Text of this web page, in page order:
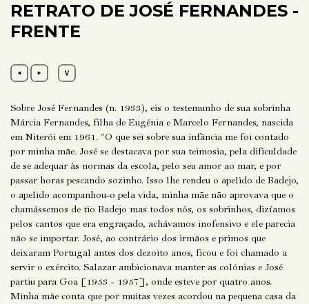
RETRATO DE JOSÉ FERNANDES -
FRENTE
Sobre José Fernandes (n. 1933), eis o testemunho de sua sobrinha
Márcia Fernandes, filha de Eugénia e Marcelo Fernandes, nascida
em Niterói em 1961. “O que sei sobre sua infância me foi contado
por minha mãe. José se destacava por sua teimosia, pela dificuldade
de se adequar às normas da escola, pelo seu amor ao mar, e por
passar horas pescando sozinho. Isso lhe rendeu o apelido de Badejo,
o apelido acompanhou-o pela vida, minha mãe não aprovava que o
chamássemos de tio Badejo mas todos nós, os sobrinhos, dizíamos
pelos cantos que era engraçado, achávamos inofensivo e ele parecia
não se importar. José, ao contrário dos irmãos e primos que
deixaram Portugal antes dos dezoito anos, ficou e foi chamado a
servir o exército. Salazar ambicionava manter as colónias e José
partiu para Goa [1953 - 1957], onde esteve por quatro anos.
Minha mãe conta que por muitas vezes acordou na pequena casa da